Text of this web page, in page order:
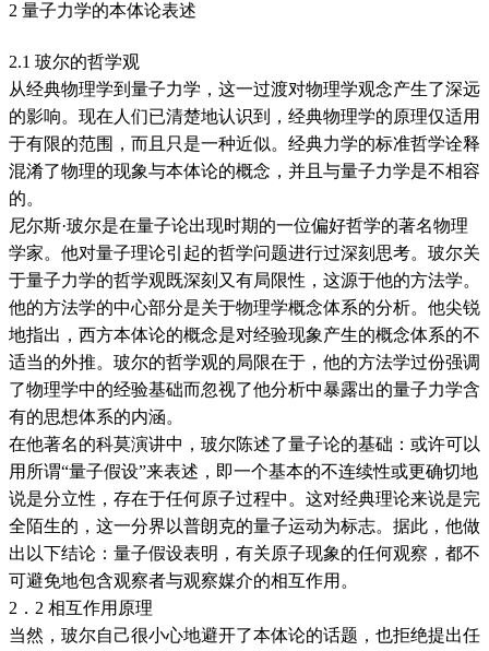
2 量子力学的本体论表述
2.1 玻尔的哲学观
从经典物理学到量子力学，这一过渡对物理学观念产生了深远
的影响。现在人们已清楚地认识到，经典物理学的原理仅适用
于有限的范围，而且只是一种近似。经典力学的标准哲学诠释
混淆了物理的现象与本体论的概念，并且与量子力学是不相容
的。
尼尔斯·玻尔是在量子论出现时期的一位偏好哲学的著名物理
学家。他对量子理论引起的哲学问题进行过深刻思考。玻尔关
于量子力学的哲学观既深刻又有局限性，这源于他的方法学。
他的方法学的中心部分是关于物理学概念体系的分析。他尖锐
地指出，西方本体论的概念是对经验现象产生的概念体系的不
适当的外推。玻尔的哲学观的局限在于，他的方法学过份强调
了物理学中的经验基础而忽视了他分析中暴露出的量子力学含
有的思想体系的内涵。
在他著名的科莫演讲中，玻尔陈述了量子论的基础：或许可以
用所谓“量子假设”来表述，即一个基本的不连续性或更确切地
说是分立性，存在于任何原子过程中。这对经典理论来说是完
全陌生的，这一分界以普朗克的量子运动为标志。据此，他做
出以下结论：量子假设表明，有关原子现象的任何观察，都不
可避免地包含观察者与观察媒介的相互作用。
2．2 相互作用原理
当然，玻尔自己很小心地避开了本体论的话题，也拒绝提出任